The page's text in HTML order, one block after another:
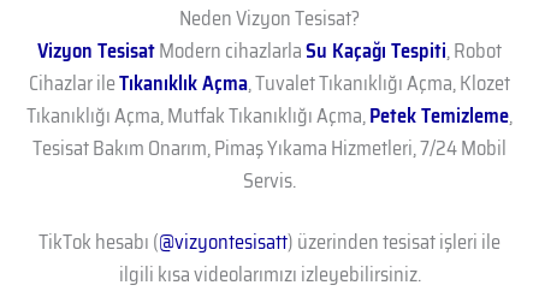
Neden Vizyon Tesisat?
Vizyon TesisatModern cihazlarlaSu Kaçağı Tespiti, Robot
Cihazlar ileTıkanıklık Açma, Tuvalet Tıkanıklığı Açma, Klozet
Tıkanıklığı Açma, Mutfak Tıkanıklığı Açma,Petek Temizleme,
Tesisat Bakım Onarım, Pimaş Yıkama Hizmetleri, 7/24 Mobil
Servis.
TikTok hesabı (@vizyontesisatt) üzerinden tesisat işleri ile
ilgili kısa videolarımızı izleyebilirsiniz.